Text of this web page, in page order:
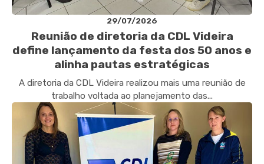
29/07/2026
Reunião de diretoria da CDL Videira
define lançamento da festa dos 50 anos e
alinha pautas estratégicas
A diretoria da CDL Videira realizou mais uma reunião de
trabalho voltada ao planejamento das...